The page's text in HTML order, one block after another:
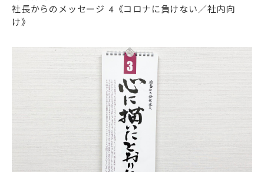
社長からのメッセージ 4《コロナに負けない／社内向
け》